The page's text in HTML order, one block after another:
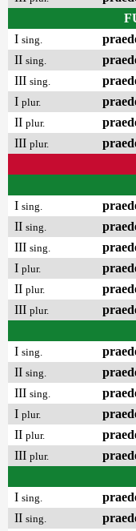
I sing.
II sing.
III sing.
I plur.
II plur.
III plur.
I sing.
II sing.
III sing.
I plur.
II plur.
III plur.
I sing.
II sing.
III sing.
I plur.
II plur.
III plur.
I sing.
II sing.